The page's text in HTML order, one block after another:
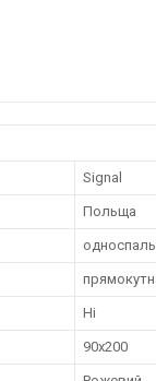
Signal
Польща
Ні
90х200